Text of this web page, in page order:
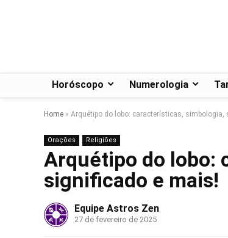
Horóscopo Numerologia
Home » Arquétipo do lobo: características, simbologia,
Orações Religiões
Arquétipo do lobo:
significado e mais!
Equipe Astros Zen
27 de fevereiro de 2025